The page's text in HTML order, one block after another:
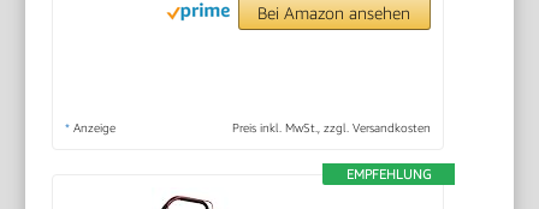
Bei Amazon ansehen
* Anzeige Preis inkl. MwSt., zzgl. Versandkosten
EMPFEHLUNG